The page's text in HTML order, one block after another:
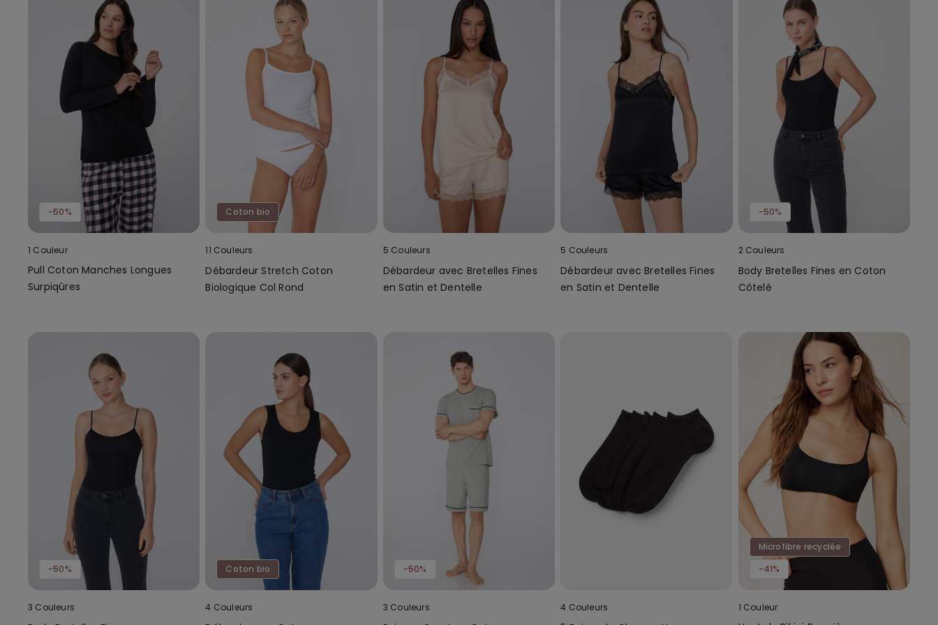
-50%
1 Couleur
Pull Coton Manches Longues
Surpiqûres
Coton bio
11 Couleurs
Débardeur Stretch Coton
Biologique Col Rond
5 Couleurs
Débardeur avec Bretelles Fines
en Satin et Dentelle
5 Couleurs
Débardeur avec Bretelles Fines
en Satin et Dentelle
-50%
2 Couleurs
Body Bretelles Fines en Coton
Côtelé
-50%
3 Couleurs
Coton bio
4 Couleurs
-50%
3 Couleurs 4 Couleurs
Microfibre recyclée
-41%
1 Couleur